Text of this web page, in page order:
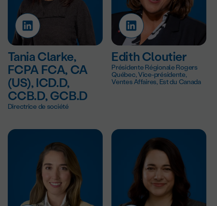
Tania Clarke,
FCPA FCA, CA
(US), ICD.D,
CCB.D, GCB.D
Directrice de société
Edith Cloutier
Présidente Régionale Rogers
Québec, Vice-présidente,
Ventes Affaires, Est du Canada